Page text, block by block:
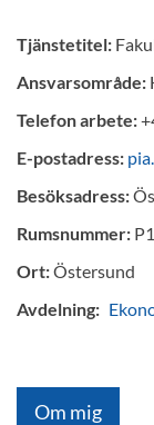
Tjänstetitel:
Ansvarsområde:
Telefon arbete:
E-postadress:
Besöksadress:
Rumsnummer:
Ort:Östersund
Avdelning:
Om mig